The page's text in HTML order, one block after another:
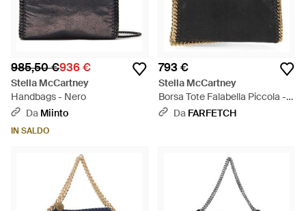
985,50 €936 €
Stella McCartney
Handbags - Nero
Da Miinto
IN SALDO
793 €
Stella McCartney
Borsa Tote Falabella Piccola -
NeroDa FARFETCH